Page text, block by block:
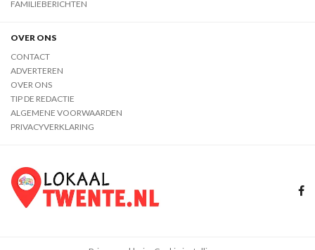
FAMILIEBERICHTEN
OVER ONS
CONTACT
ADVERTEREN
OVER ONS
TIP DE REDACTIE
ALGEMENE VOORWAARDEN
PRIVACYVERKLARING